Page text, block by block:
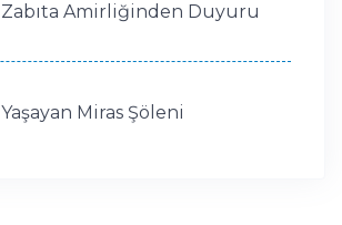
Zabıta Amirliğinden Duyuru
Yaşayan Miras Şöleni